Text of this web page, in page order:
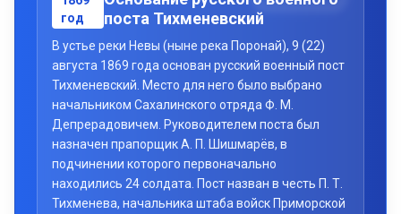
год
поста Тихменевский
В устье реки Невы (ныне река Поронай), 9 (22)
августа 1869 года основан русский военный пост
Тихменевский. Место для него было выбрано
начальником Сахалинского отряда Ф. М.
Депрерадовичем. Руководителем поста был
назначен прапорщик А. П. Шишмарёв, в
подчинении которого первоначально
находились 24 солдата. Пост назван в честь П. Т.
Тихменева, начальника штаба войск Приморской